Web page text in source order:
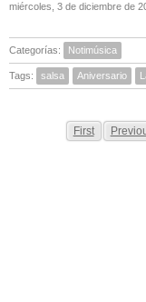
miércoles, 3 de diciembre de
Categorías: Notimúsica
Tags: salsa Aniversario
First